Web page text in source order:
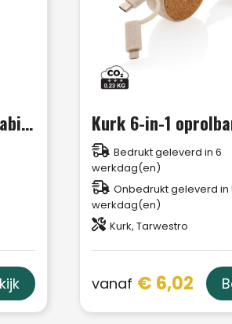
4-in-1 kabel met karabijnhaak
Bedrukt geleverd in 6
werkdag(en)
Onbedrukt geleverd in
werkdag(en)
Kurk, Tarwestro
vanaf € 6,02